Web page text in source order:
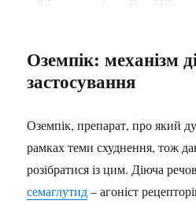
Оземпік: механізм
застосування
Оземпік, препарат, про який
рамках теми схуднення, тож
розібратися із цим. Діюча
семаглутид– агоніст